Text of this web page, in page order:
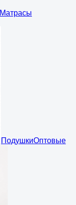
Матрасы
ПодушкиОптовые